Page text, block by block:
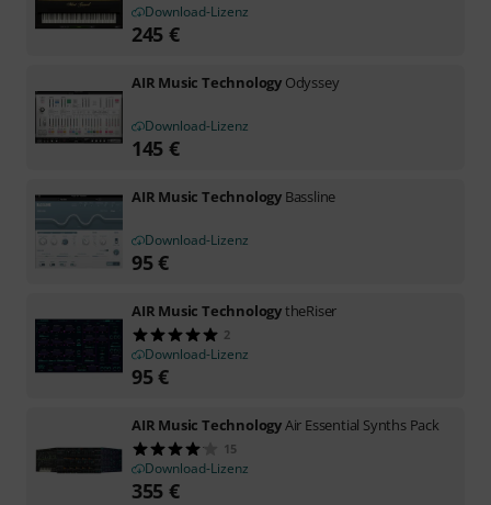
Download-Lizenz
245 €
AIR Music Technology Odyssey
Download-Lizenz
145 €
AIR Music Technology Bassline
Download-Lizenz
95€
AIR Music TechnologytheRiser
2
Download-Lizenz
95€
AIR Music TechnologyAir Essential Synths Pack
15
Download-Lizenz
355 €